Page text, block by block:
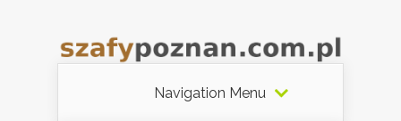
Navigation Menu